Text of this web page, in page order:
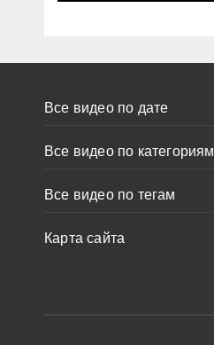
Все видео по дате
Все видео по категориям
Все видео по тегам
Карта сайта